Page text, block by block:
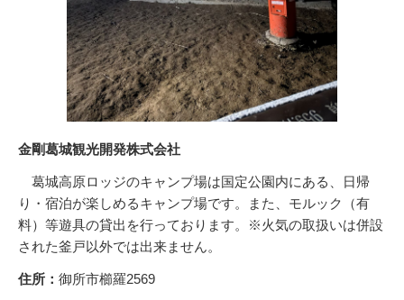
金剛葛城観光開発株式会社
葛城高原ロッジのキャンプ場は国定公園内にある、日帰
り・宿泊が楽しめるキャンプ場です。また、モルック（有
料）等遊具の貸出を行っております。※火気の取扱いは併設
された釜戸以外では出来ません。
住所： 御所市櫛羅2569